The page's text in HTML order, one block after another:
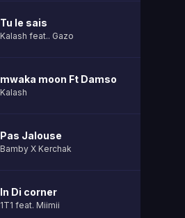
Tu le sais
Kalash feat.. Gazo
mwaka moon Ft Damso
Kalash
Pas Jalouse
Bamby X Kerchak
In Di corner
1T1 feat. Miimii